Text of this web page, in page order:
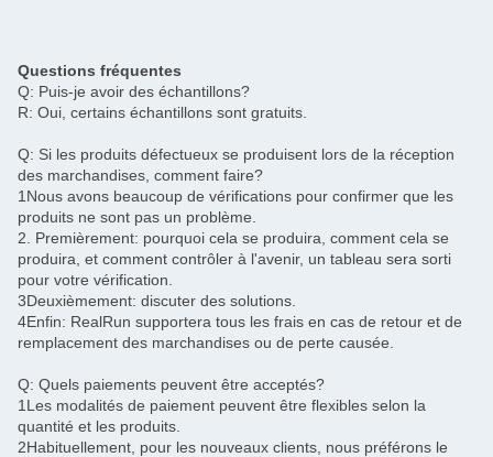
Questions fréquentes
Q: Puis-je avoir des échantillons?
R: Oui, certains échantillons sont gratuits.
Q: Si les produits défectueux se produisent lors de la réception
des marchandises, comment faire?
1Nous avons beaucoup de vérifications pour confirmer que les
produits ne sont pas un problème.
2. Premièrement: pourquoi cela se produira, comment cela se
produira, et comment contrôler à l'avenir, un tableau sera sorti
pour votre vérification.
3Deuxièmement: discuter des solutions.
4Enfin: RealRun supportera tous les frais en cas de retour et de
remplacement des marchandises ou de perte causée.
Q: Quels paiements peuvent être acceptés?
1Les modalités de paiement peuvent être flexibles selon la
quantité et les produits.
2Habituellement, pour les nouveaux clients, nous préférons le